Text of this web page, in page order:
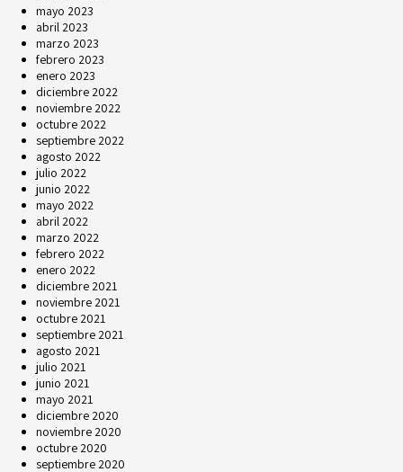
mayo 2023
abril 2023
marzo 2023
febrero 2023
enero 2023
diciembre 2022
noviembre 2022
octubre 2022
septiembre 2022
agosto 2022
julio 2022
junio 2022
mayo 2022
abril 2022
marzo 2022
febrero 2022
enero 2022
diciembre 2021
noviembre 2021
octubre 2021
septiembre 2021
agosto 2021
julio 2021
junio 2021
mayo 2021
diciembre 2020
noviembre 2020
octubre 2020
septiembre 2020